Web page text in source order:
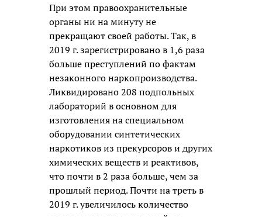
При этом правоохранительные
органы ни на минуту не
прекращают своей работы. Так, в
2019 г. зарегистрировано в 1,6 раза
больше преступлений по фактам
незаконного наркопроизводства.
Ликвидировано 208 подпольных
лабораторий в основном для
изготовления на специальном
оборудовании синтетических
наркотиков из прекурсоров и других
химических веществ и реактивов,
что почти в 2 раза больше, чем за
прошлый период. Почти на треть в
2019 г. увеличилось количество